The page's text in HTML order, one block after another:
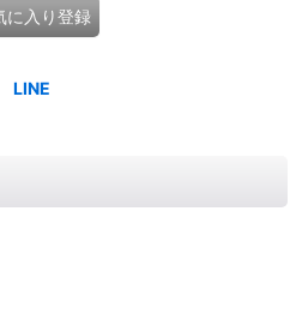
に入り登録